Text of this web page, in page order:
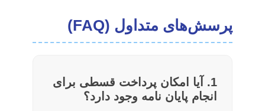
پرسش‌های متداول (FAQ)
1. آیا امکان پرداخت قسطی برای
انجام پایان نامه وجود دارد؟